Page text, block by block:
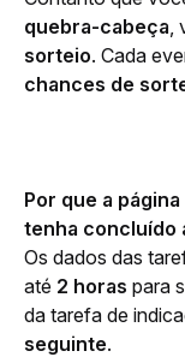
quebra-cabeça,
sorteio. Cada
chances de
Por que a
tenha concluído
Os dados das
até 2 horas para
da tarefa de
seguinte.